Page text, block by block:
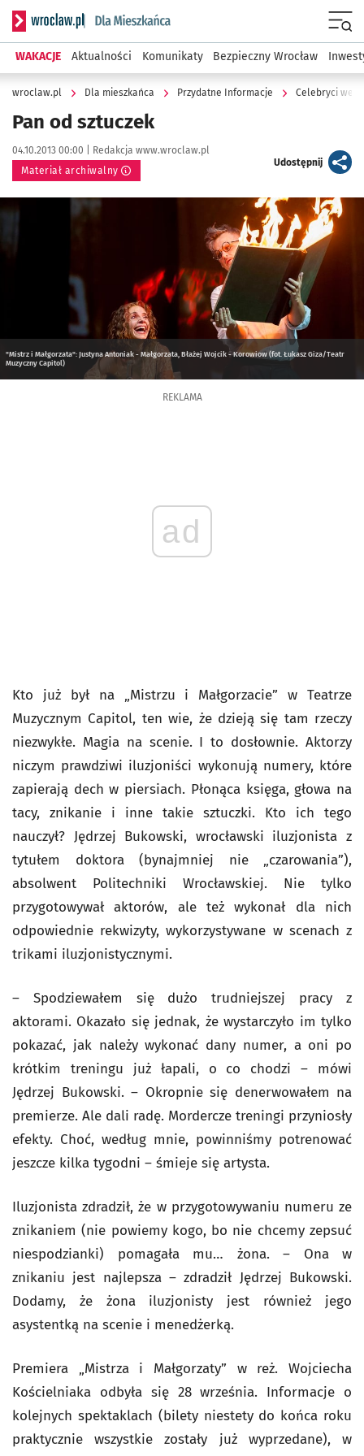
Serwis informacyjny wroclaw.pl podserwis: Dla mieszkańca
WAKACJE Aktualności Komunikaty Bezpieczny Wrocław
wroclaw.pl Dla mieszkańca Przydatne Informacje Celebryci we
Pan od sztuczek
Data publikacji:
04.10.2013 00:00 | Autor:
Redakcja www.wroclaw.pl
Materiał archiwalny
Udostępnijartykuł
Kliknij, aby powiększyć
"Mistrz i Małgorzata": Justyna Antoniak - Małgorzata, Błażej Wojcik - Korowiow (fot. Łukasz Giza/Teatr
Muzyczny Capitol)
REKLAMA
ad
Kto już był na „Mistrzu i Małgorzacie” w Teatrze
Muzycznym Capitol, ten wie, że dzieją się tam rzeczy
niezwykłe. Magia na scenie. I to dosłownie. Aktorzy
niczym prawdziwi iluzjoniści wykonują numery, które
zapierają dech w piersiach. Płonąca księga, głowa na
tacy, znikanie i inne takie sztuczki. Kto ich tego
nauczył? Jędrzej Bukowski, wrocławski iluzjonista z
tytułem doktora (bynajmniej nie „czarowania”),
absolwent Politechniki Wrocławskiej. Nie tylko
przygotowywał aktorów, ale też wykonał dla nich
odpowiednie rekwizyty, wykorzystywane w scenach z
trikami iluzjonistycznymi.
– Spodziewałem się dużo trudniejszej pracy z
aktorami. Okazało się jednak, że wystarczyło im tylko
pokazać, jak należy wykonać dany numer, a oni po
krótkim treningu już łapali, o co chodzi – mówi
Jędrzej Bukowski. – Okropnie się denerwowałem na
premierze. Ale dali radę. Mordercze treningi przyniosły
efekty. Choć, według mnie, powinniśmy potrenować
jeszcze kilka tygodni – śmieje się artysta.
Iluzjonista zdradził, że w przygotowywaniu numeru ze
znikaniem (nie powiemy kogo, bo nie chcemy zepsuć
niespodzianki) pomagała mu… żona. – Ona w
znikaniu jest najlepsza – zdradził Jędrzej Bukowski.
Dodamy, że żona iluzjonisty jest również jego
asystentką na scenie i menedżerką.
Premiera „Mistrza i Małgorzaty” w reż. Wojciecha
Kościelniaka odbyła się 28 września. Informacje o
kolejnych spektaklach (bilety niestety do końca roku
praktycznie wszystkie zostały już wyprzedane), w